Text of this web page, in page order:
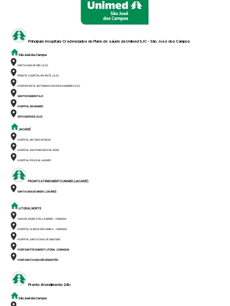
Principais Hospitais Credenciados do Plano de saúde da Unimed SJC - São José dos Campos
São José dos Campos
SANTA CASA DE MIS. (SJC)
PRONTIL HOSPITAL INFANTIL (SJC)
HOSP. INFANTIL ANTONINHO DA ROCHA MARMO (SJC)
SANTOS DUMONT- SJC
HOSPITAL DIA UNIMED
ORTHOSERVICE (SJC)
JACAREÍ
HOSPITAL ANTONIO AFONSO
HOSPITAL SAO FRANCISCO DE ASSIS
HOSPITAL POLICLIN JACAREÍ
PRONTO ATENDIMENTO UNIMED (JACAREÍ)
SANTA CASA DE MISER. (JACAREÍ)
LITORAL NORTE
CASA DE SAUDE STELLA MARIS – CARAGUA
HOSPITAL CLINICA SÃO CAMILO – CARAGUA
HOSPITAL SANTA CASA DE UBATUBA
HOSP. SANTOS DUMONT LITORAL (CARAGUA)
HOSP. SANTA CASA SÃO SEBASTIÃO
Pronto Atendimento 24h
São José dos Campos